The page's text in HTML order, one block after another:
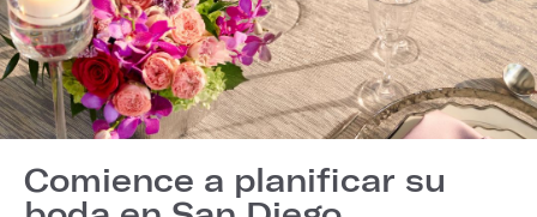
Comience a planificar su